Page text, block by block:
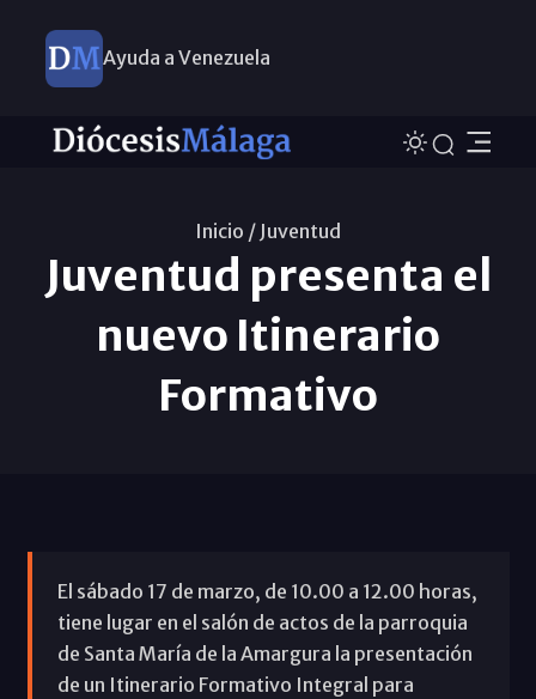
Ayuda a Venezuela
Inicio / Juventud
Juventud presenta el
nuevo Itinerario
Formativo
El sábado 17 de marzo, de 10.00 a 12.00 horas,
tiene lugar en el salón de actos de la parroquia
de Santa María de la Amargura la presentación
de un Itinerario Formativo Integral para